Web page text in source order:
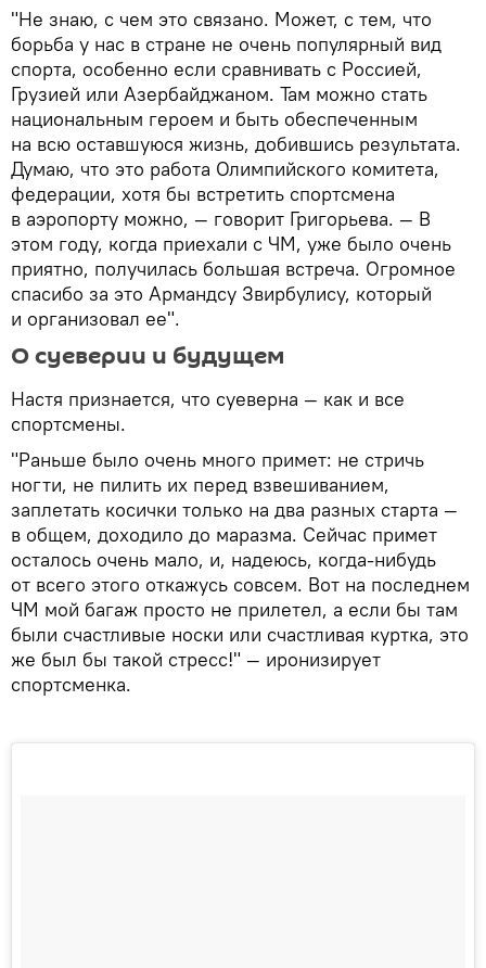
"Не знаю, с чем это связано. Может, с тем, что
борьба у нас в стране не очень популярный вид
спорта, особенно если сравнивать с Россией,
Грузией или Азербайджаном. Там можно стать
национальным героем и быть обеспеченным
на всю оставшуюся жизнь, добившись результата.
Думаю, что это работа Олимпийского комитета,
федерации, хотя бы встретить спортсмена
в аэропорту можно, — говорит Григорьева. — В
этом году, когда приехали с ЧМ, уже было очень
приятно, получилась большая встреча. Огромное
спасибо за это Армандсу Звирбулису, который
и организовал ее".
О суеверии и будущем
Настя признается, что суеверна — как и все
спортсмены.
"Раньше было очень много примет: не стричь
ногти, не пилить их перед взвешиванием,
заплетать косички только на два разных старта —
в общем, доходило до маразма. Сейчас примет
осталось очень мало, и, надеюсь, когда-нибудь
от всего этого откажусь совсем. Вот на последнем
ЧМ мой багаж просто не прилетел, а если бы там
были счастливые носки или счастливая куртка, это
же был бы такой стресс!" — иронизирует
спортсменка.